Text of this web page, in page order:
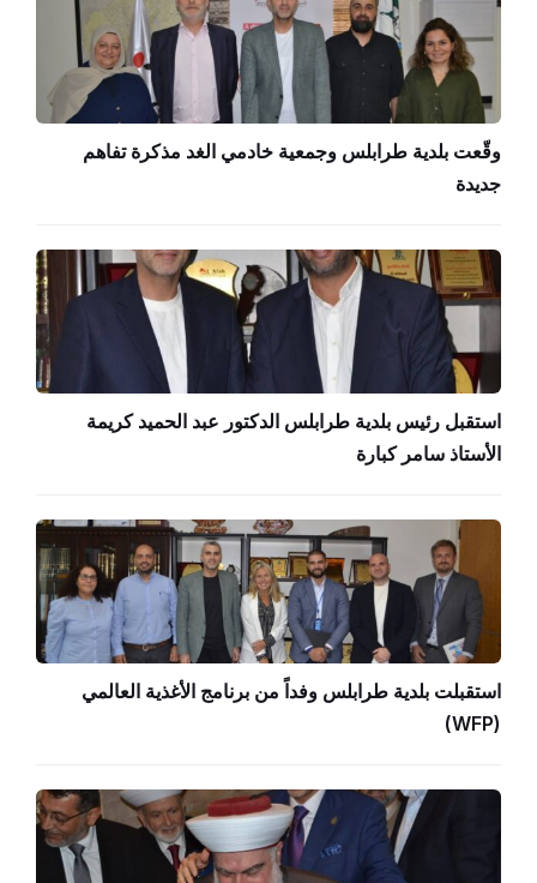
وقّعت بلدية طرابلس وجمعية خادمي الغد مذكرة تفاهم
جديدة
استقبل رئيس بلدية طرابلس الدكتور عبد الحميد كريمة
الأستاذ سامر كبارة
استقبلت بلدية طرابلس وفداً من برنامج الأغذية العالمي
(WFP)